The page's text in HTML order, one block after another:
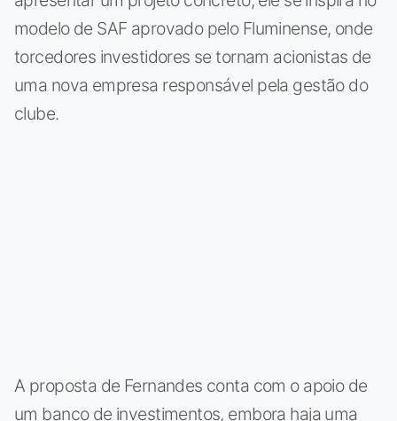
modelo de SAF aprovado pelo Fluminense, onde
torcedores investidores se tornam acionistas de
uma nova empresa responsável pela gestão do
clube.
A proposta de Fernandes conta com o apoio de
um banco de investimentos, embora haja uma